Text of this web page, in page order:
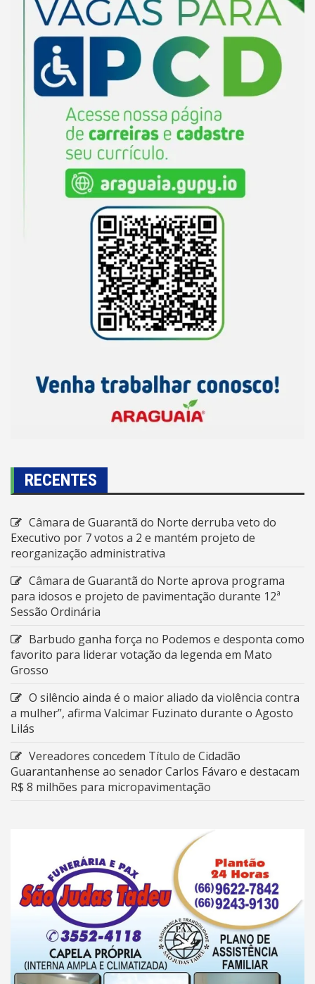
RECENTES
Câmara de Guarantã do Norte derruba veto do
Executivo por 7 votos a 2 e mantém projeto de
reorganização administrativa
Câmara de Guarantã do Norte aprova programa
para idosos e projeto de pavimentação durante 12ª
Sessão Ordinária
Barbudo ganha força no Podemos e desponta como
favorito para liderar votação da legenda em Mato
Grosso
O silêncio ainda é o maior aliado da violência contra
a mulher”, afirma Valcimar Fuzinato durante o Agosto
Lilás
Vereadores concedem Título de Cidadão
Guarantanhense ao senador Carlos Fávaro e destacam
R$ 8 milhões para micropavimentação